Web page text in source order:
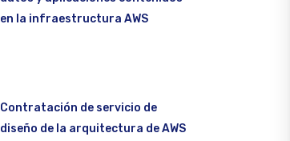
en la infraestructura AWS
Contratación de servicio de
diseño de la arquitectura de AWS